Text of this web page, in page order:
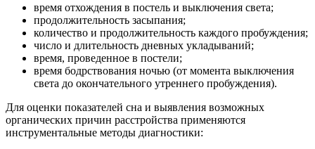
время отхождения в постель и выключения света;
продолжительность засыпания;
количество и продолжительность каждого пробуждения;
число и длительность дневных укладываний;
время, проведенное в постели;
время бодрствования ночью (от момента выключения
света до окончательного утреннего пробуждения).
Для оценки показателей сна и выявления возможных
органических причин расстройства применяются
инструментальные методы диагностики: